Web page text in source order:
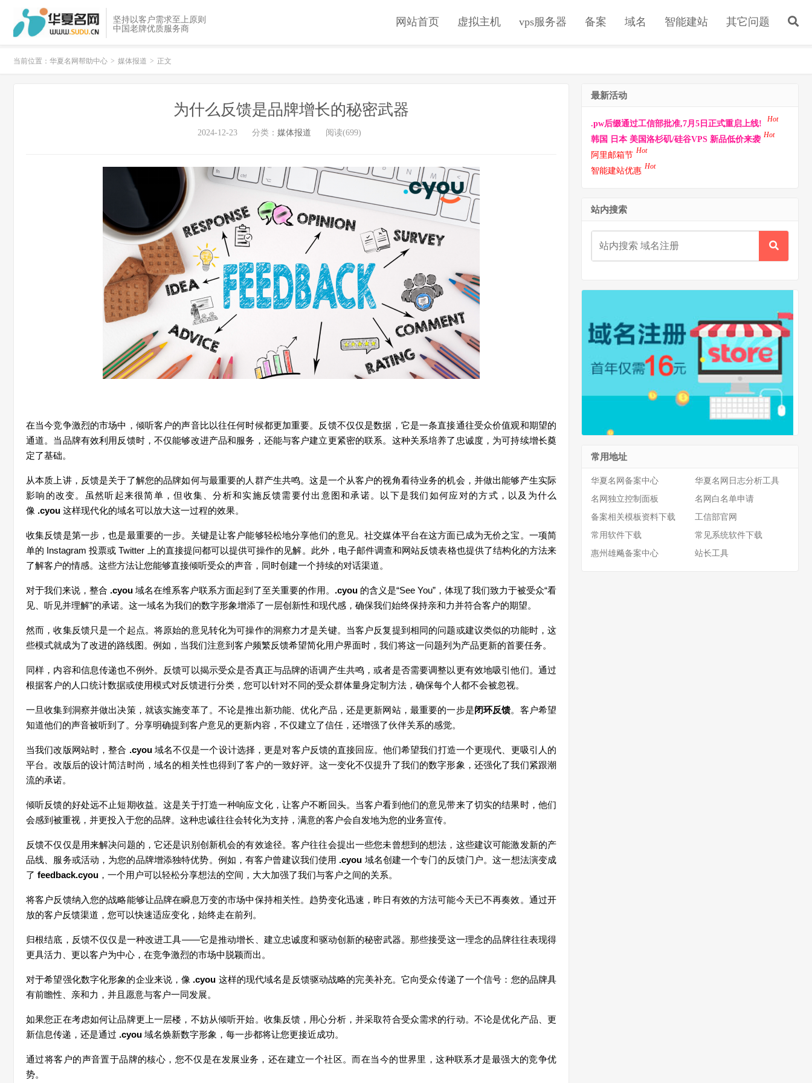
坚持以客户需求至上原则
中国老牌优质服务商
网站首页 虚拟主机 vps服务器 备案 域名 智能建站 其它问题
当前位置： 华夏名网帮助中心 > 媒体报道 > 正文
为什么反馈是品牌增长的秘密武器
2024-12-23 分类： 媒体报道 阅读(699)
在当今竞争激烈的市场中， 倾听客 户的声音比以往任何时候都更加重要。反馈不仅仅是数据，它是一条直接通往受众价值观和期望的
通道。当品牌有效利用反馈时，不仅能够改进产品和服务 ， 还能与客 户建立更紧密的联系。 这种关系培养了忠诚度， 为可持续增长奠
定了基础。
从本质 上讲，反馈是关于了解您的品牌如何与最重要的人群产生共鸣。这是一个从客 户的视角看待业务的机会，并做出能够产生实际
影响的改变。 虽然听起来很简单 ，但收集、分析和实施反馈需要付出意 图和承诺。以下是我们如何应对的方式，以及 为什么
像 .cyou 这样现代化的域名可以放大这一过程的效果。
收集反馈是第一步，也是最重要的一步。关键是让客 户能够轻松地分享他们的意见。社交媒体平台在这方面已成为无价之宝。一项简
单的 Instagram投票或 Twitter 上的直接提问都可以提供可操作的 见解。此外， 电子邮件调查和网站反馈表格也提供了结构化的方法来
了解客 户的情感。 这些方法让您能够直接倾听受众的声音，同 时创 建一个持续的对话渠道。
对于我们来说 ，整合 .cyou 域名在维系客 户联系方面起到了至关重要的作用。 .cyou 的含 义是“See You” ，体现了我们致力于被受众“看
见 、听见并理解”的承诺。 这一域名为我们的数字形象增添了一层创 新性和现代感，确保我们始终保持亲和力并符合客 户的期望。
然而，收集反馈只是一个起点。将原始的意见转化为可操作的洞察力才是关键。当客 户反复提到相同的问题或建议类似的功能时，这
些模式就成为了改进的路线图 。例如，当我们注意到客 户频繁反馈希望简化用 户界面时 ，我们将这一问题列 为产品更新的首要任务。
同样 ，内容和信息传递也不例外。反馈可以揭示受众是否真正与品牌的语调产生共鸣 ，或者是否需要调整以更有效地吸引他们。通过
根据客 户的人口统计数据或使用模式对反馈进行分类 ，您可以针对不同的受众群体量身定制方法，确保每个人都不会被忽视。
一旦收集到洞察并做出决策，就该实施变革了。不论是推出新功能、优化产品， 还是更新网站，最重要的一步是闭环反馈。客 户希望
知道他们的声音被听到了。分享明确提到客 户意见的更新内容，不仅建立了信任， 还增强了伙伴关系的感觉。
当我们改版网站时 ，整合 .cyou 域名不仅是一个设计选择 ，更是对客 户反馈的直接回 应。他们希望我们打造一个更现代、更吸引人的
平台。改版后的设计简洁时尚，域名的相关性也得到了客 户的一致好评。 这一变化不仅提升了我们的数字形象， 还强化了我们紧跟潮
流的承诺。
倾听反馈的好处远不止短期收益。这是关于打造一种响应文化， 让客 户不断回头。当客 户看到他们的意见带来了切实的结果时，他们
会感到被重视 ，并更投入于您的品牌。 这种忠诚往往会转化为支持， 满意的客 户会自发地为您的业务宣传。
反馈不仅仅是用来解决问题的，它还是识别 创 新机会的有效途径。客 户往往会提出一些您未曾想到的想法， 这些建议可能激发新的产
品线 、服务或活动 ， 为您的品牌增添独特优势。例如，有客 户曾建议我们使用 .cyou 域名创 建一个专门 的反馈门 户。这一想法演变成
了 feedback.cyou ，一个用 户可以轻松分享想法的空间 ，大大加强了我们与客 户之间的关系。
将客 户反馈纳 入您的战略能够让品牌在瞬息万变的市场中保持相关性。 趋势变化迅速，昨日有效的方法可能今天已不再奏效。通过开
放的客 户反馈渠道，您可以快速适应变化，始终走在前列 。
归根结底，反馈不仅仅是一种改进工具——它是推动增长 、建立忠诚度和驱动创 新的秘密武器。那些接受这一理念的品牌往往表现得
更具活力、更以客 户为中心，在竞争激烈的市场中脱颖而出 。
对于希望强化数字化形象的企业来说 ，像 .cyou 这样的现代域名是反馈驱动战略的完美补充。它向受众传递了一个信号：您的品牌具
有前瞻性、 亲和力，并且愿意与客 户一同 发展。
如果您正在考虑如何让品牌更上一层楼，不妨从倾听开始。收集反馈 ，用心分析，并采取符合受众需求的行动。不论是优化产品、更
新信息传递 ， 还是通过 .cyou 域名焕新数字形象，每一步都将让您更接近成功。
通过将客 户的声音置于品牌的核心，您不仅是在发展业务 ， 还在建立一个社区。而在当今的世界里，这种联系才是最强大的竞争优
势。
最新活动
.pw后缀通过工信部批准,7月5日正式重启上线! Hot
韩国 日本 美国洛杉矶/硅谷VPS 新品低价来袭 Hot
阿里邮箱节 Hot
智能建站优惠 Hot
站内搜索
常用地址
华夏名网备案中心
华夏名网日志分析工具
名网独立控制面板
名网白名单申请
备案相关模板资料下载
工信部官网
常用软件下载
常见系统软件下载
惠州雄飚备案中心
站长工具